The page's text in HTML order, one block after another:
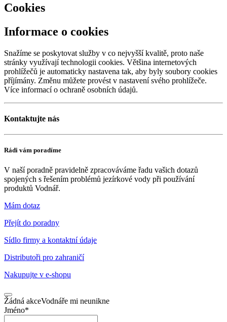
Cookies
Informace o cookies
Snažíme se poskytovat služby v co nejvyšší kvalitě, proto naše
stránky využívají technologii cookies. Většina internetových
prohlížečů je automaticky nastavena tak, aby byly soubory cookies
příjímány. Změnu můžete provést v nastavení svého prohlížeče.
Více informací o ochraně osobních údajů.
Kontaktujte nás
Rádi vám poradíme
V naší poradně pravidelně zpracováváme řadu vašich dotazů
spojených s řešením problémů jezírkové vody při používání
produktů Vodnář.
Mám dotaz
Přejít do poradny
Sídlo firmy a kontaktní údaje
Distributoři pro zahraničí
Nakupujte v e-shopu
Žádná akceVodnáře mi neunikne
Jméno*